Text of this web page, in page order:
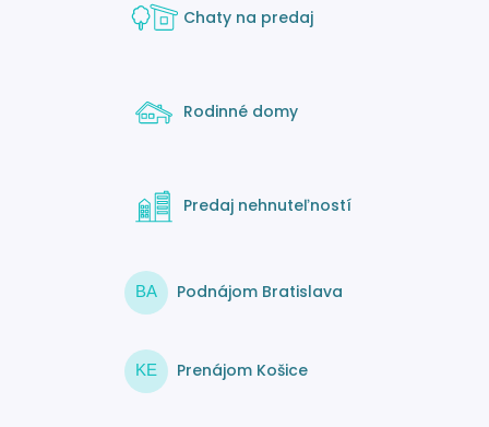
Chaty na predaj
Rodinné domy
Predaj nehnuteľností
BA Podnájom Bratislava
KE Prenájom Košice